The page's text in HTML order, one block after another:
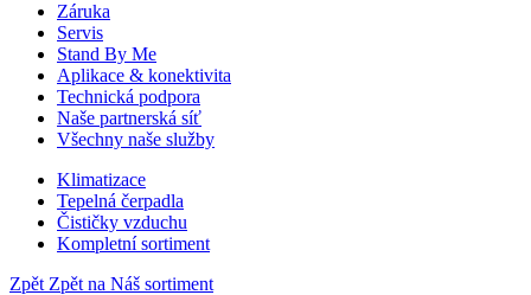
Záruka
Servis
Stand By Me
Aplikace & konektivita
Technická podpora
Naše partnerská síť
Všechny naše služby
Klimatizace
Tepelná čerpadla
Čističky vzduchu
Kompletní sortiment
Zpět Zpět na Náš sortiment